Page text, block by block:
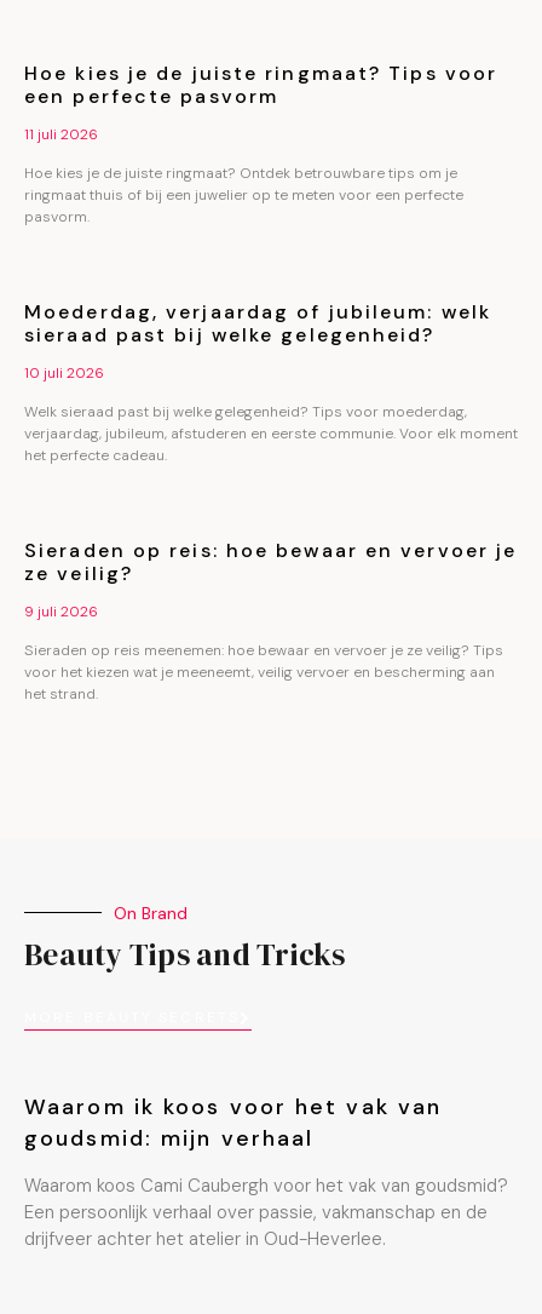
Hoe kies je de juiste ringmaat? Tips voor
een perfecte pasvorm
11 juli 2026
Hoe kies je de juiste ringmaat? Ontdek betrouwbare tips om je
ringmaat thuis of bij een juwelier op te meten voor een perfecte
pasvorm.
Moederdag, verjaardag of jubileum: welk
sieraad past bij welke gelegenheid?
10 juli 2026
Welk sieraad past bij welke gelegenheid? Tips voor moederdag,
verjaardag, jubileum, afstuderen en eerste communie. Voor elk moment
het perfecte cadeau.
Sieraden op reis: hoe bewaar en vervoer je
ze veilig?
9 juli 2026
Sieraden op reis meenemen: hoe bewaar en vervoer je ze veilig? Tips
voor het kiezen wat je meeneemt, veilig vervoer en bescherming aan
het strand.
On Brand
Beauty Tips and Tricks
Waarom ik koos voor het vak van
goudsmid: mijn verhaal
Waarom koos Cami Caubergh voor het vak van goudsmid?
Een persoonlijk verhaal over passie, vakmanschap en de
drijfveer achter het atelier in Oud-Heverlee.